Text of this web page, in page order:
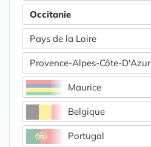
Occitanie
Pays de la Loire
Provence-Alpes-Côte-D'Azur
Maurice
Belgique
Portugal